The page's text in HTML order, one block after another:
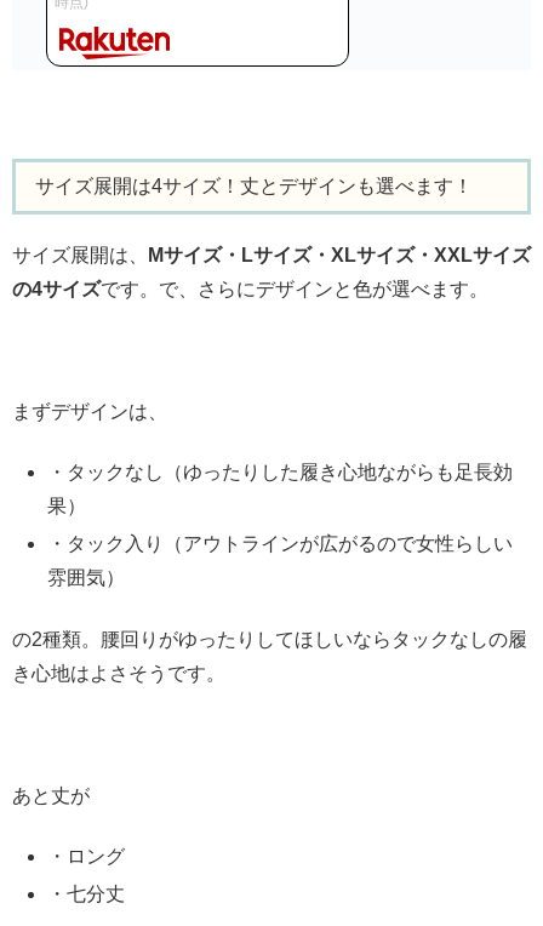
サイズ展開は4サイズ！丈とデザインも選べます！
サイズ展開は、
Mサイズ・Lサイズ・XLサイズ・XXLサイズ
の4サイズです。で、さらにデザインと色が選べます。
まずデザインは、
・タックなし（ゆったりした履き心地ながらも足長効
果）
・タック入り（アウトラインが広がるので女性らしい
雰囲気）
の2種類。腰回りがゆったりしてほしいならタックなしの履
き心地はよさそうです。
あと丈が
・ロング
・七分丈